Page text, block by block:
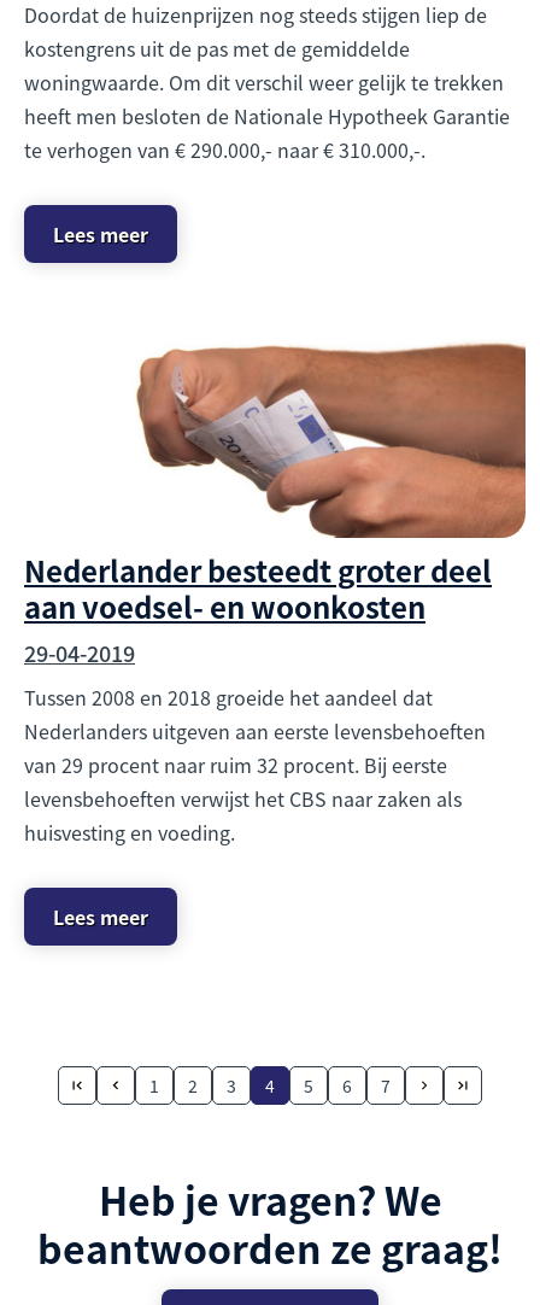
Doordat de huizenprijzen nog steeds stijgen liep de
kostengrens uit de pas met de gemiddelde
woningwaarde. Om dit verschil weer gelijk te trekken
heeft men besloten de Nationale Hypotheek Garantie
te verhogen van € 290.000,- naar € 310.000,-.
Lees meer
Nederlander besteedt groter deel
aan voedsel- en woonkosten
29-04-2019
Tussen 2008 en 2018 groeide het aandeel dat
Nederlanders uitgeven aan eerste levensbehoeften
van 29 procent naar ruim 32 procent. Bij eerste
levensbehoeften verwijst het CBS naar zaken als
huisvesting en voeding.
Lees meer
1 2 3 4 5 6 7
Heb je vragen? We
beantwoorden ze graag!